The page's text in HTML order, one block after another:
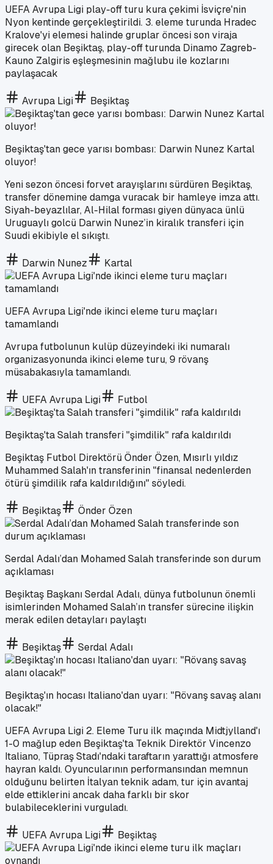
UEFA Avrupa Ligi play-off turu kura çekimi İsviçre'nin
Nyon kentinde gerçekleştirildi. 3. eleme turunda Hradec
Kralove'yi elemesi halinde gruplar öncesi son viraja
girecek olan Beşiktaş, play-off turunda Dinamo Zagreb-
Kauno Zalgiris eşleşmesinin mağlubu ile kozlarını
paylaşacak
Avrupa Ligi Beşiktaş
Beşiktaş'tan gece yarısı bombası: Darwin Nunez Kartal
oluyor!
Yeni sezon öncesi forvet arayışlarını sürdüren Beşiktaş,
transfer dönemine damga vuracak bir hamleye imza attı.
Siyah-beyazlılar, Al-Hilal forması giyen dünyaca ünlü
Uruguaylı golcü Darwin Nunez’in kiralık transferi için
Suudi ekibiyle el sıkıştı.
Darwin Nunez Kartal
UEFA Avrupa Ligi'nde ikinci eleme turu maçları
tamamlandı
Avrupa futbolunun kulüp düzeyindeki iki numaralı
organizasyonunda ikinci eleme turu, 9 rövanş
müsabakasıyla tamamlandı.
UEFA Avrupa Ligi Futbol
Beşiktaş'ta Salah transferi "şimdilik" rafa kaldırıldı
Beşiktaş Futbol Direktörü Önder Özen, Mısırlı yıldız
Muhammed Salah'ın transferinin "finansal nedenlerden
ötürü şimdilik rafa kaldırıldığını" söyledi.
Beşiktaş Önder Özen
Serdal Adalı’dan Mohamed Salah transferinde son durum
açıklaması
Beşiktaş Başkanı Serdal Adalı, dünya futbolunun önemli
isimlerinden Mohamed Salah’ın transfer sürecine ilişkin
merak edilen detayları paylaştı
Beşiktaş Serdal Adalı
Beşiktaş'ın hocası Italiano'dan uyarı: "Rövanş savaş alanı
olacak!"
UEFA Avrupa Ligi 2. Eleme Turu ilk maçında Midtjylland'ı
1-0 mağlup eden Beşiktaş'ta Teknik Direktör Vincenzo
Italiano, Tüpraş Stadı'ndaki taraftarın yarattığı atmosfere
hayran kaldı. Oyuncularının performansından memnun
olduğunu belirten İtalyan teknik adam, tur için avantaj
elde ettiklerini ancak daha farklı bir skor
bulabileceklerini vurguladı.
UEFA Avrupa Ligi Beşiktaş